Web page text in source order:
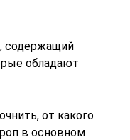
содержащий
обладают
от какого
в основном